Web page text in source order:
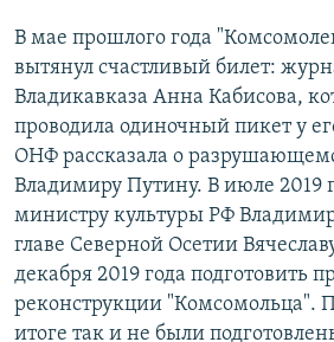
В мае прошлого года
вытянул счастливый билет:
Владикавказа Анна Кабисова,
проводила одиночный пикет у
ОНФ рассказала о
Владимиру Путину. В июле 2019
министру культуры РФ
главе Северной Осетии
декабря 2019 года подготовить
реконструкции "Комсомольца".
итоге так и не были